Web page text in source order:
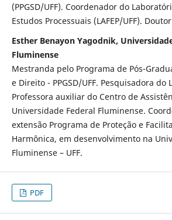
(PPGSD/UFF). Coordenador do
Estudos Processuais (LAFEP/UFF).
Esther Benayon Yagodnik,
Fluminense
Mestranda pelo Programa de Pós-
e Direito - PPGSD/UFF. Pesquisadora do
Professora auxiliar do Centro de
Universidade Federal Fluminense.
extensão Programa de Proteção e
Harmônica, em desenvolvimento na
Fluminense – UFF.
PDF